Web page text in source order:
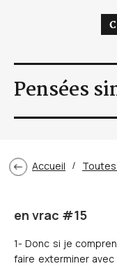
Pensées
Accueil /
en vrac #15
1- Donc si je
faire exterminer